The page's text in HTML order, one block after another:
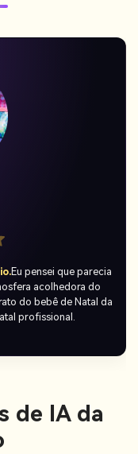
Pass.
temporário
Entrei na tendência do bebê
minhas postagens
fofa de bola de neve e a
mais fofa que já
de IA da